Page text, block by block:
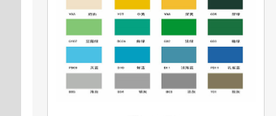
立即询问